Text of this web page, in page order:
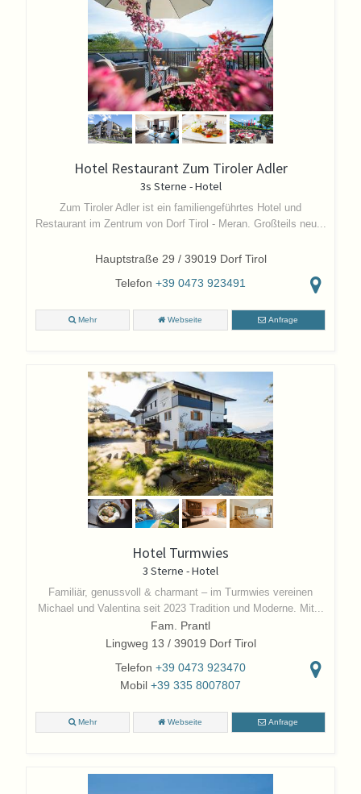
Hotel Restaurant Zum Tiroler Adler
3s Sterne - Hotel
Zum Tiroler Adler ist ein familiengeführtes Hotel und
Restaurant im Zentrum von Dorf Tirol - Meran. Großteils neu...
Hauptstraße 29 / 39019 Dorf Tirol
Telefon +39 0473 923491
Mehr Webseite Anfrage
Hotel Turmwies
3 Sterne - Hotel
Familiär, genussvoll & charmant – im Turmwies vereinen
Michael und Valentina seit 2023 Tradition und Moderne. Mit...
Fam. Prantl
Lingweg 13 / 39019 Dorf Tirol
Telefon +39 0473 923470
Mobil +39 335 8007807
Mehr Webseite Anfrage